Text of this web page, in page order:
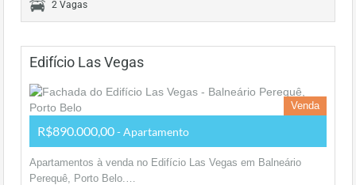
2 Vagas
Edifício Las Vegas
Venda
R$890.000,00- Apartamento
Apartamentos à venda no Edifício Las Vegas em Balneário
Perequê, Porto Belo.…